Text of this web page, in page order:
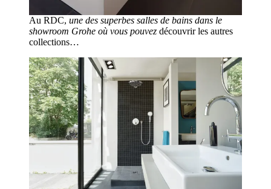
Au RDC, une des superbes salles de bains dans le
showroom Grohe où vous pouvez découvrir les autres
collections…